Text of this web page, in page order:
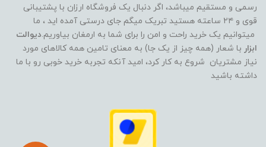
رسمی و مستقیم میباشد، اگر دنبال یک فروشگاه ارزان با پشتیبانی
قوی و ۲۴ ساعته هستید تبریک میگم جای درستی آمده اید ، ما
میتوانیم یک خرید راحت و امن را برای شما به ارمغان بیاوریم.دیوالت
ابزار با شعار (همه چیز از یک جا) به معنای تامین همه کالاهای مورد
نیاز مشتریان شروع به کار کرد، امید آنکه تجربه خرید خوبی رو با ما
داشته باشید